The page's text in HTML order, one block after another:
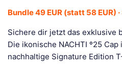
Bundle 49 EUR (statt 58 EUR) ·
Sichere dir jetzt das exklusive
Die ikonische NACHTI º25
nachhaltige Signature Edition